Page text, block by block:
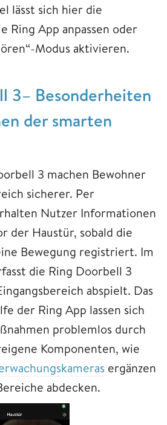
lässt sich hier die
Ring App anpassen oder
Modus aktivieren.
3– Besonderheiten
der smarten
3 machen Bewohner
sicherer. Per
Nutzer Informationen
der Haustür, sobald die
Bewegung registriert. Im
die Ring Doorbell 3
abspielt. Das
der Ring App lassen sich
problemlos durch
Komponenten, wie
ergänzen
abdecken.